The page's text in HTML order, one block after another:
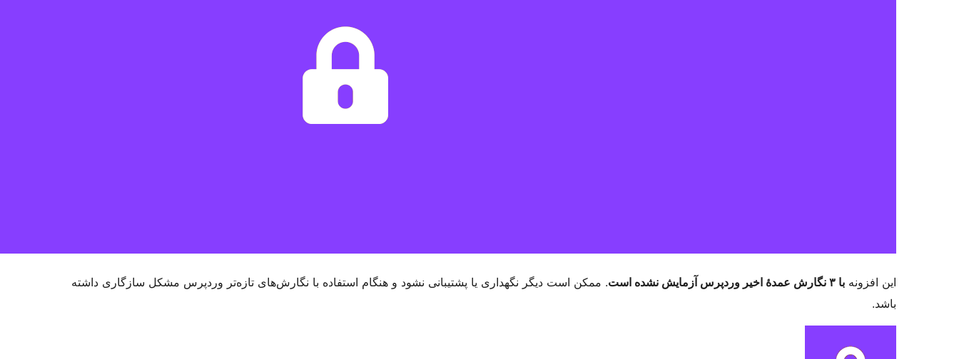
این افزونه با ۳ نگارش عمدهٔ اخیر وردپرس آزمایش نشده است
. ممکن است دیگر نگهداری یا پشتیبانی نشود و هنگام استفاده با نگارش‌های تازه‌تر وردپرس مشکل سازگاری داشته
باشد.